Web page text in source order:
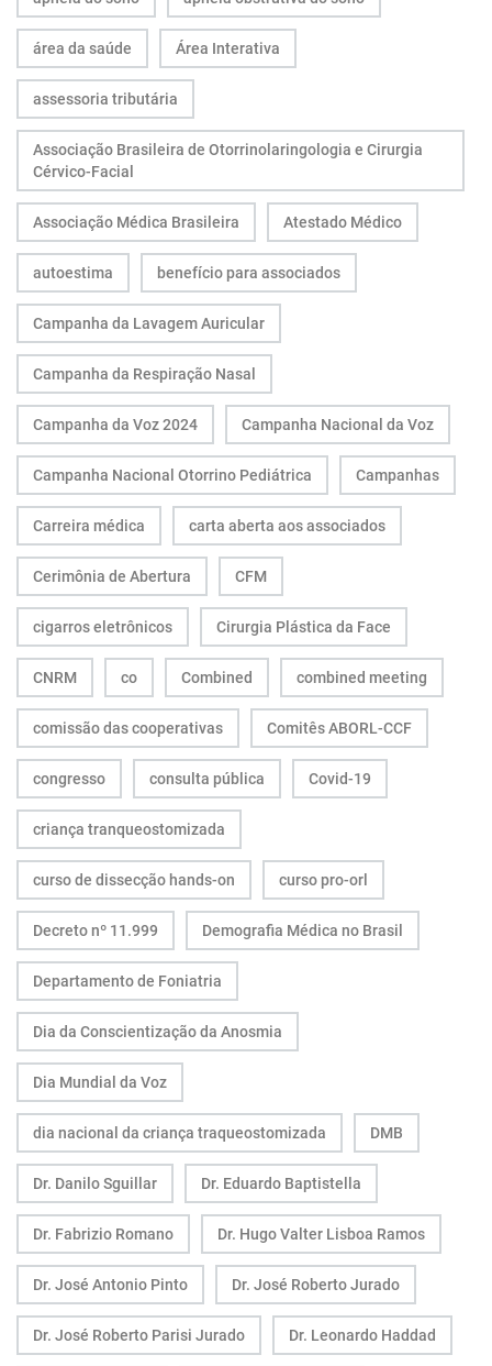
área da saúde Área Interativa
assessoria tributária
Associação Brasileira de Otorrinolaringologia e Cirurgia
Cérvico-Facial
Associação Médica Brasileira Atestado Médico
autoestima benefício para associados
Campanha da Lavagem Auricular
Campanha da Respiração Nasal
Campanha da Voz 2024 Campanha Nacional da Voz
Campanha Nacional Otorrino Pediátrica Campanhas
Carreira médica carta aberta aos associados
Cerimônia de Abertura CFM
cigarros eletrônicos Cirurgia Plástica da Face
CNRM co Combined combined meeting
comissão das cooperativas Comitês ABORL-CCF
congresso consulta pública Covid-19
criança tranqueostomizada
curso de dissecção hands-on curso pro-orl
Decreto nº 11.999 Demografia Médica no Brasil
Departamento de Foniatria
Dia da Conscientização da Anosmia
Dia Mundial da Voz
dia nacional da criança traqueostomizada DMB
Dr. Danilo Sguillar Dr. Eduardo Baptistella
Dr. Fabrizio Romano Dr. Hugo Valter Lisboa Ramos
Dr. José Antonio Pinto Dr. José Roberto Jurado
Dr. José Roberto Parisi Jurado Dr. Leonardo Haddad